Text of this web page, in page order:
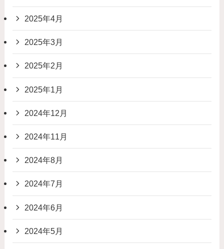
2025年4月
2025年3月
2025年2月
2025年1月
2024年12月
2024年11月
2024年8月
2024年7月
2024年6月
2024年5月